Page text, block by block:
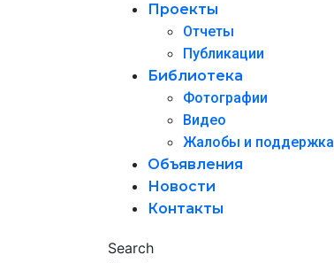
Проекты
Отчеты
Публикации
Библиотека
Фотографии
Видео
Жалобы и поддержка
Объявления
Новости
Контакты
Search